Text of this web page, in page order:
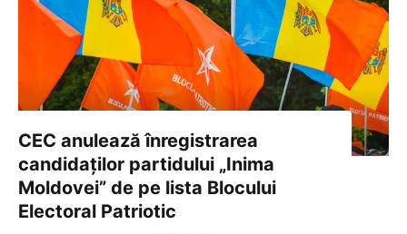
CEC anulează înregistrarea
candidaților partidului „Inima
Moldovei” de pe lista Blocului
Electoral Patriotic